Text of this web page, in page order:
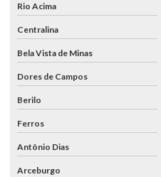
Rio Acima
Centralina
Bela Vista de Minas
Dores de Campos
Berilo
Ferros
Antônio Dias
Arceburgo